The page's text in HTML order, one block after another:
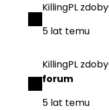
KillingPL
5 lat temu
KillingPL
forum
5 lat temu